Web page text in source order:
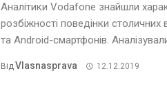
Аналітики Vodafone знайшли
розбіжності поведінки столичних
та Android-смартфонів.
ВідVlasnasprava 12.12.2019